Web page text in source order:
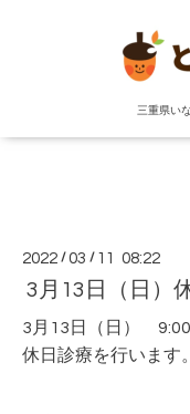
三重県い
2022 /03 / 11 08:22
3月13日（日）
3月13日（日） 9:00
休日診療を行います。